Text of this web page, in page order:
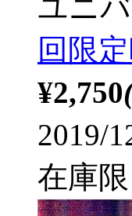
ユニ
回限
¥2,750
2019/
在庫限